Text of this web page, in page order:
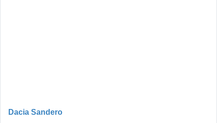
Dacia Sandero